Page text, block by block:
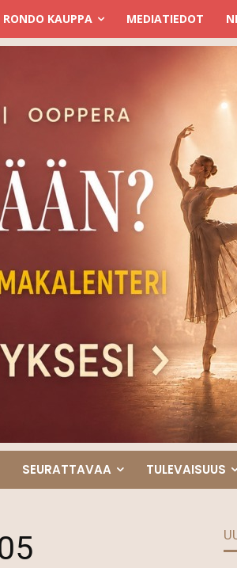
RONDO KAUPPA MEDIATIEDOT
SEURATTAVAA TULEVAISUUS